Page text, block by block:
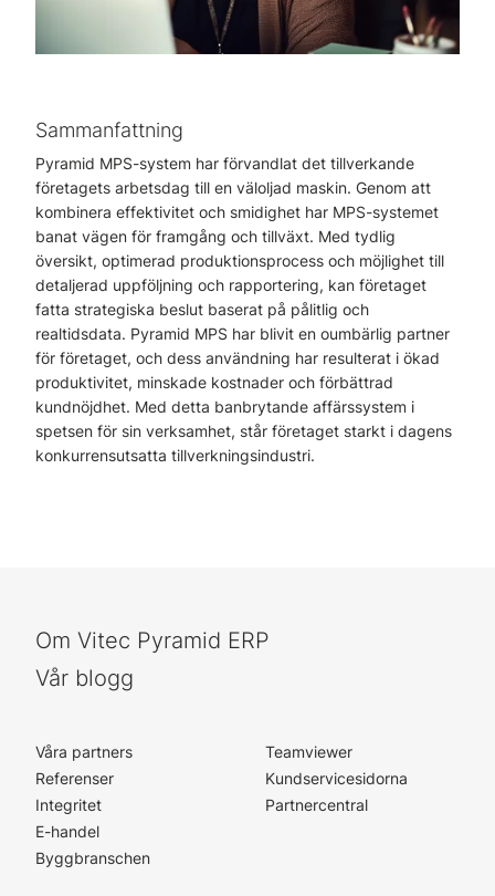
Sammanfattning
Pyramid MPS-system har förvandlat det tillverkande
företagets arbetsdag till en väloljad maskin. Genom att
kombinera effektivitet och smidighet har MPS-systemet
banat vägen för framgång och tillväxt. Med tydlig
översikt, optimerad produktionsprocess och möjlighet till
detaljerad uppföljning och rapportering, kan företaget
fatta strategiska beslut baserat på pålitlig och
realtidsdata. Pyramid MPS har blivit en oumbärlig partner
för företaget, och dess användning har resulterat i ökad
produktivitet, minskade kostnader och förbättrad
kundnöjdhet. Med detta banbrytande affärssystem i
spetsen för sin verksamhet, står företaget starkt i dagens
konkurrensutsatta tillverkningsindustri.
Om Vitec Pyramid ERP
Vår blogg
Våra partners
Referenser
Integritet
E-handel
Byggbranschen
Teamviewer
Kundservicesidorna
Partnercentral